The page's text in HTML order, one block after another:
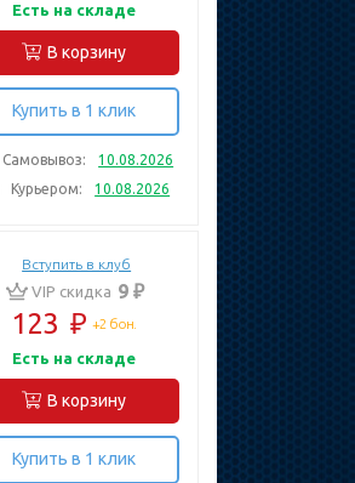
Есть на складе
В корзину
Купить в 1 клик
Самовывоз:
10.08.2026
Курьером:
10.08.2026
Вступить в клуб
VIP скидка 9 ₽
123 ₽ +2 бон.
Есть на складе
В корзину
Купить в 1 клик